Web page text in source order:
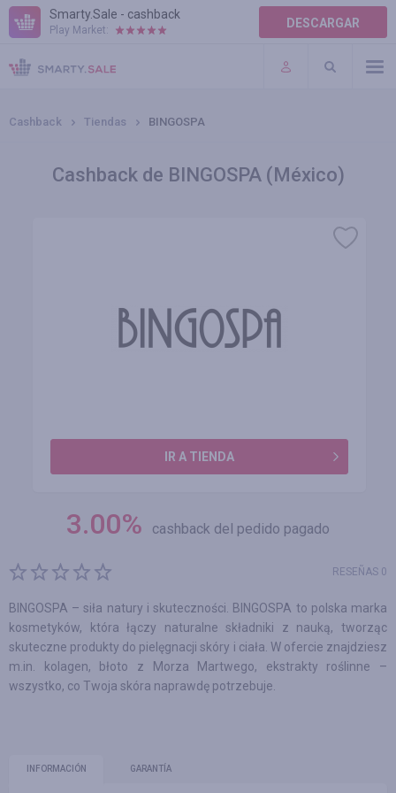
Smarty.Sale - cashback
Play Market: DESCARGAR
AYUDA
TÉRMINOS DE USO
Cashback Tiendas BINGOSPA
Cashback de BINGOSPA (México)
IR A TIENDA
3.00% cashback del pedido pagado
RESEÑAS 0
BINGOSPA – siła natury i skuteczności. BINGOSPA to polska marka
kosmetyków, która łączy naturalne składniki z nauką, tworząc
skuteczne produkty do pielęgnacji skóry i ciała. W ofercie znajdziesz
m.in. kolagen, błoto z Morza Martwego, ekstrakty roślinne –
wszystko, co Twoja skóra naprawdę potrzebuje.
INFORMACIÓN GARANTÍA